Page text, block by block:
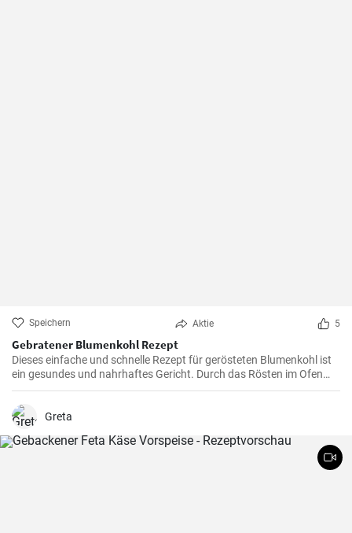
Speichern Aktie 5
Gebratener Blumenkohl Rezept
Dieses einfache und schnelle Rezept für gerösteten Blumenkohl ist
ein gesundes und nahrhaftes Gericht. Durch das Rösten im Ofen
erhält der Blumenkohl einen wunderbar süßen und nussigen
Geschmack. Servieren Sie ihn als Beilage oder als Hauptgericht.
Greta